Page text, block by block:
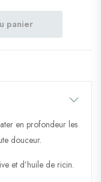
panier
en profondeur les
douceur.
et d’huile de ricin.